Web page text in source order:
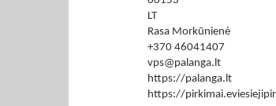
LT
Rasa Morkūnienė
+370 46041407
vps@palanga.lt
https://palanga.lt
https://